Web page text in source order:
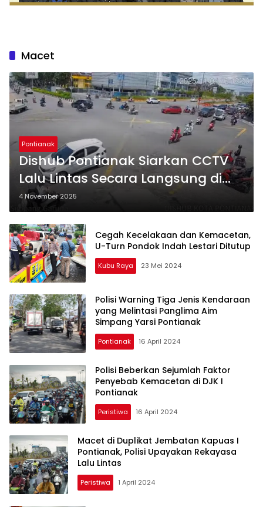
Macet
Pontianak
Dishub Pontianak Siarkan CCTV
Lalu Lintas Secara Langsung di
YouTube
4 November 2025
Cegah Kecelakaan dan Kemacetan,
U-Turn Pondok Indah Lestari Ditutup
Kubu Raya 23 Mei 2024
Polisi Warning Tiga Jenis Kendaraan
yang Melintasi Panglima Aim
Simpang Yarsi Pontianak
Pontianak 16 April 2024
Polisi Beberkan Sejumlah Faktor
Penyebab Kemacetan di DJK I
Pontianak
Peristiwa 16 April 2024
Macet di Duplikat Jembatan Kapuas I
Pontianak, Polisi Upayakan Rekayasa
Lalu Lintas
Peristiwa 1 April 2024